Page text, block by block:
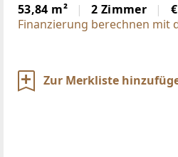
53,84 m² 2 Zimmer
Finanzierung berechnen mit
Zur Merkliste